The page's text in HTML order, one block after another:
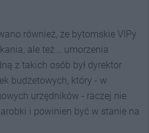
również, że bytomskie VIPy
ale też... umorzenia
z takich osób był dyrektor
budżetowych, który - w
urzędników - raczej nie
i powinien być w stanie na